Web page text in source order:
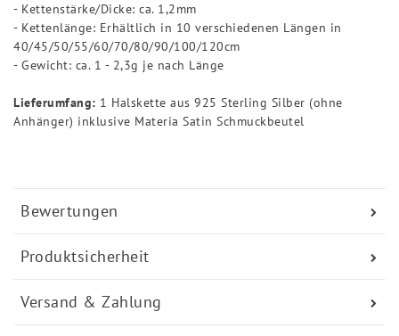
Bewertungen
Produktsicherheit
Versand & Zahlung
- Kettenstärke/Dicke: ca. 1,2mm
- Kettenlänge: Erhältlich in 10 verschiedenen Längen in
40/45/50/55/60/70/80/90/100/120cm
- Gewicht: ca. 1 - 2,3g je nach Länge
Lieferumfang: 1 Halskette aus 925 Sterling Silber (ohne
Anhänger) inklusive Materia Satin Schmuckbeutel